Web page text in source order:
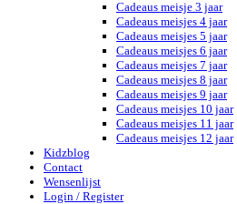
Cadeaus meisje 3 jaar
Cadeaus meisjes 4 jaar
Cadeaus meisjes 5 jaar
Cadeaus meisjes 6 jaar
Cadeaus meisjes 7 jaar
Cadeaus meisjes 8 jaar
Cadeaus meisjes 9 jaar
Cadeaus meisjes 10 jaar
Cadeaus meisjes 11 jaar
Cadeaus meisjes 12 jaar
Kidzblog
Contact
Wensenlijst
Login / Register